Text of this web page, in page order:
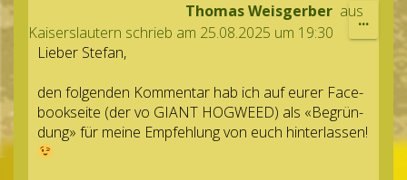
Tho­mas Weisgerber aus
Kaiserslautern schrieb am 25.08.2025 um 19:30
Lie­ber Stefan,
den fol­gen­den Kom­men­tar hab ich auf eurer Face­
book­seite (der vo GIANT HOG­WEED) als «Begrün­
dung» für meine Emp­feh­lung von euch hinterlassen!
...DIESE